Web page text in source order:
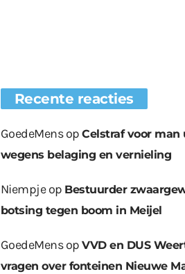
Recente reacties
GoedeMensopCelstraf voor man
wegens belaging en vernieling
Niempjeop Bestuurder
botsing tegen boom in Meijel
GoedeMensopVVD en DUS
vragen over fonteinen Nieuwe